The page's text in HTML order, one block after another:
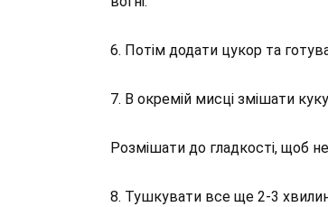
6. Потім додати цукор та
7. В окремій мисці змішати
Розмішати до гладкості, щоб
8. Тушкувати все ще 2-3